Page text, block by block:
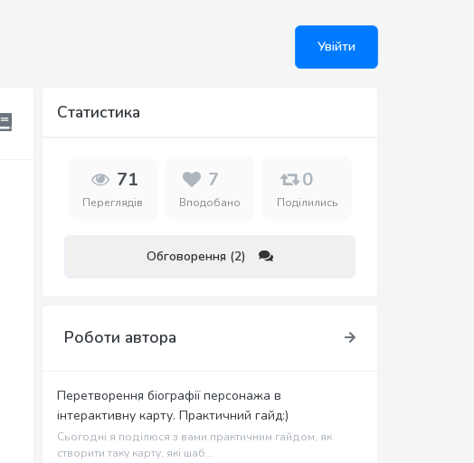
Увійти
Статистика
71
Переглядів
7
Вподобано
0
Поділились
Обговорення (2)
Роботи автора
Перетворення біографії персонажа в
інтерактивну карту. Практичний гайд:)
Сьогодні я поділюся з вами практичним гайдом, як
створити таку карту, які шаб...